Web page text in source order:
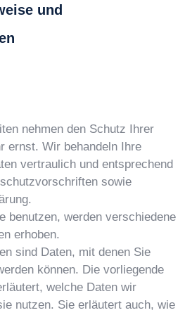
und
nehmen den Schutz Ihrer
ernst. Wir behandeln Ihre
vertraulich und entsprechend
sowie
benutzen, werden verschiedene
erhoben.
sind Daten, mit denen Sie
können. Die vorliegende
welche Daten wir
nutzen. Sie erläutert auch, wie